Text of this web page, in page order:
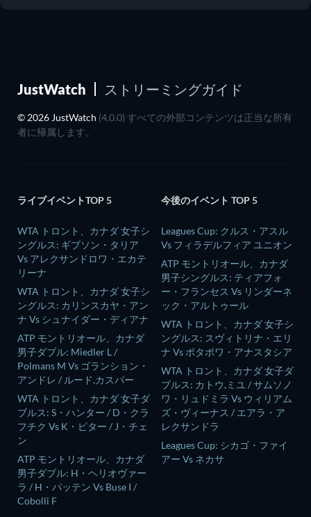
JustWatch ストリーミングガイド
© 2026 JustWatch (4.0.0) すべての外部コンテンツは正当な所有
者に帰属します。
ライブイベントTOP 5
WTA トロント、カナダ 女子シ
ングルス: ギブソン・タリア
Vs アレクサンドロワ・エカテ
リーナ
WTA トロント、カナダ 女子シ
ングルス: カリンスカヤ・アン
ナ Vs シュナイダー・ディアナ
ATP モントリオール、カナダ
男子ダブル: Miedler L /
Polmans M Vs ゴランション・
アンドレ / ルード,カスパー
WTA トロント、カナダ 女子ダ
ブルス: S・ハンター / D・クラ
フチク Vs K・ピター / J・チェ
ン
ATP モントリオール、カナダ
男子ダブル: H・ヘリオヴァー
ラ / H・パッテン Vs Buse I /
Cobolli F
今後のイベント TOP 5
Leagues Cup: クルス・アスル
Vs フィラデルフィア ユニオン
ATP モントリオール、カナダ
男子シングルス: ティアフォ
ー・フランセス Vs リンダーネ
ック・アルトゥール
WTA トロント、カナダ 女子シ
ングルス: スヴィトリナ・エリ
ナ Vs ポタポワ・アナスタシア
WTA トロント、カナダ 女子ダ
ブルス: カトウ,ミユ / サムソノ
ワ・リュドミラ Vs ウィリアム
ズ・ヴィーナス / エアラ・ア
レクサンドラ
Leagues Cup: シカゴ・ファイ
アー Vs ネカサ